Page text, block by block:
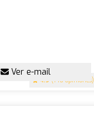
4.9 (146 opiniones)
Ver e-mail